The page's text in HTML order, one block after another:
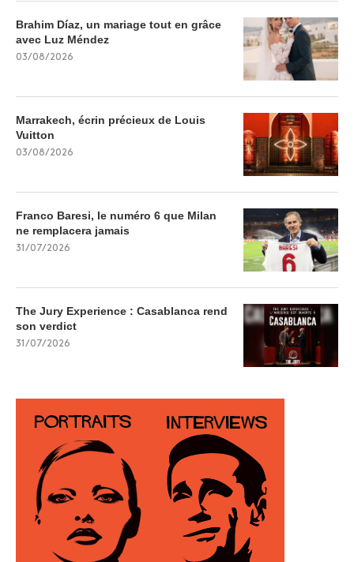
Brahim Díaz, un mariage tout en grâce
avec Luz Méndez
03/08/2026
Marrakech, écrin précieux de Louis
Vuitton
03/08/2026
Franco Baresi, le numéro 6 que Milan
ne remplacera jamais
31/07/2026
The Jury Experience : Casablanca rend
son verdict
31/07/2026